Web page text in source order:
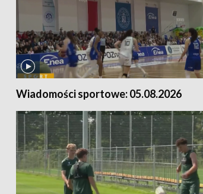
Wiadomości sportowe: 05.08.2026